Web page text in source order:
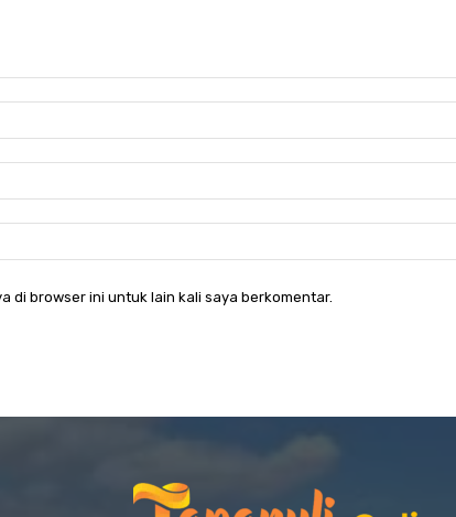
di browser ini untuk lain kali saya berkomentar.